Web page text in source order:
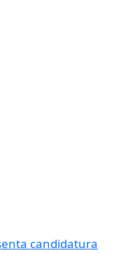
candidatura